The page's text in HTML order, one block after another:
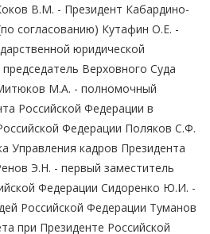
В.М. - Президент Кабардино-
согласованию) Кутафин О.Е. -
юридической
Верховного Суда
М.А. - полномочный
Российской Федерации в
Федерации Поляков С.Ф.
Управления кадров Президента
Э.Н. - первый заместитель
Федерации Сидоренко Ю.И. -
Российской Федерации Туманов
при Президенте Российской